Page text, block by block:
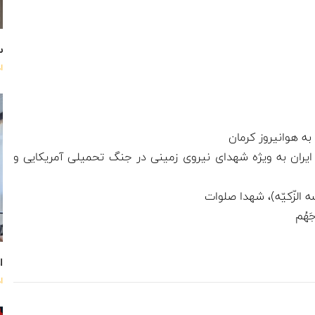
هوانیروز کرمان
به ویژه شهدای نیروی زمینی در جنگ تحمیلی آمریکایی و
الزّکیّه)، شهدا صلوات